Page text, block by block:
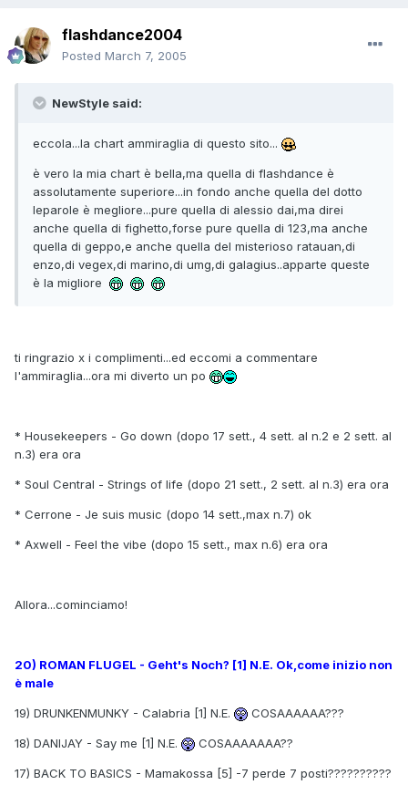
flashdance2004
Posted March 7, 2005
NewStyle said:
eccola...la chart ammiraglia di questo sito...
è vero la mia chart è bella,ma quella di flashdance è
assolutamente superiore...in fondo anche quella del dotto
leparole è megliore...pure quella di alessio dai,ma direi
anche quella di fighetto,forse pure quella di 123,ma anche
quella di geppo,e anche quella del misterioso ratauan,di
enzo,di vegex,di marino,di umg,di galagius..apparte queste
è la migliore
ti ringrazio x i complimenti...ed eccomi a commentare
l'ammiraglia...ora mi diverto un po
* Housekeepers - Go down (dopo 17 sett., 4 sett. al n.2 e 2 sett. al
n.3) era ora
* Soul Central - Strings of life (dopo 21 sett., 2 sett. al n.3) era ora
* Cerrone - Je suis music (dopo 14 sett.,max n.7) ok
* Axwell - Feel the vibe (dopo 15 sett., max n.6) era ora
Allora...cominciamo!
20) ROMAN FLUGEL - Geht's Noch? [1] N.E. Ok,come inizio non
è male
19) DRUNKENMUNKY - Calabria [1] N.E. COSAAAAAA???
18) DANIJAY - Say me [1] N.E. COSAAAAAAA??
17) BACK TO BASICS - Mamakossa [5] -7 perde 7 posti??????????